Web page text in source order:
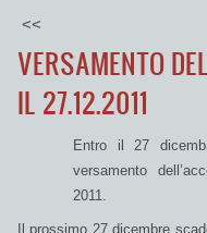
<<
VERSAMENTO
IL 27.12.2011
Entro il 27
versamento
2011.
prossimo 27 dicembre